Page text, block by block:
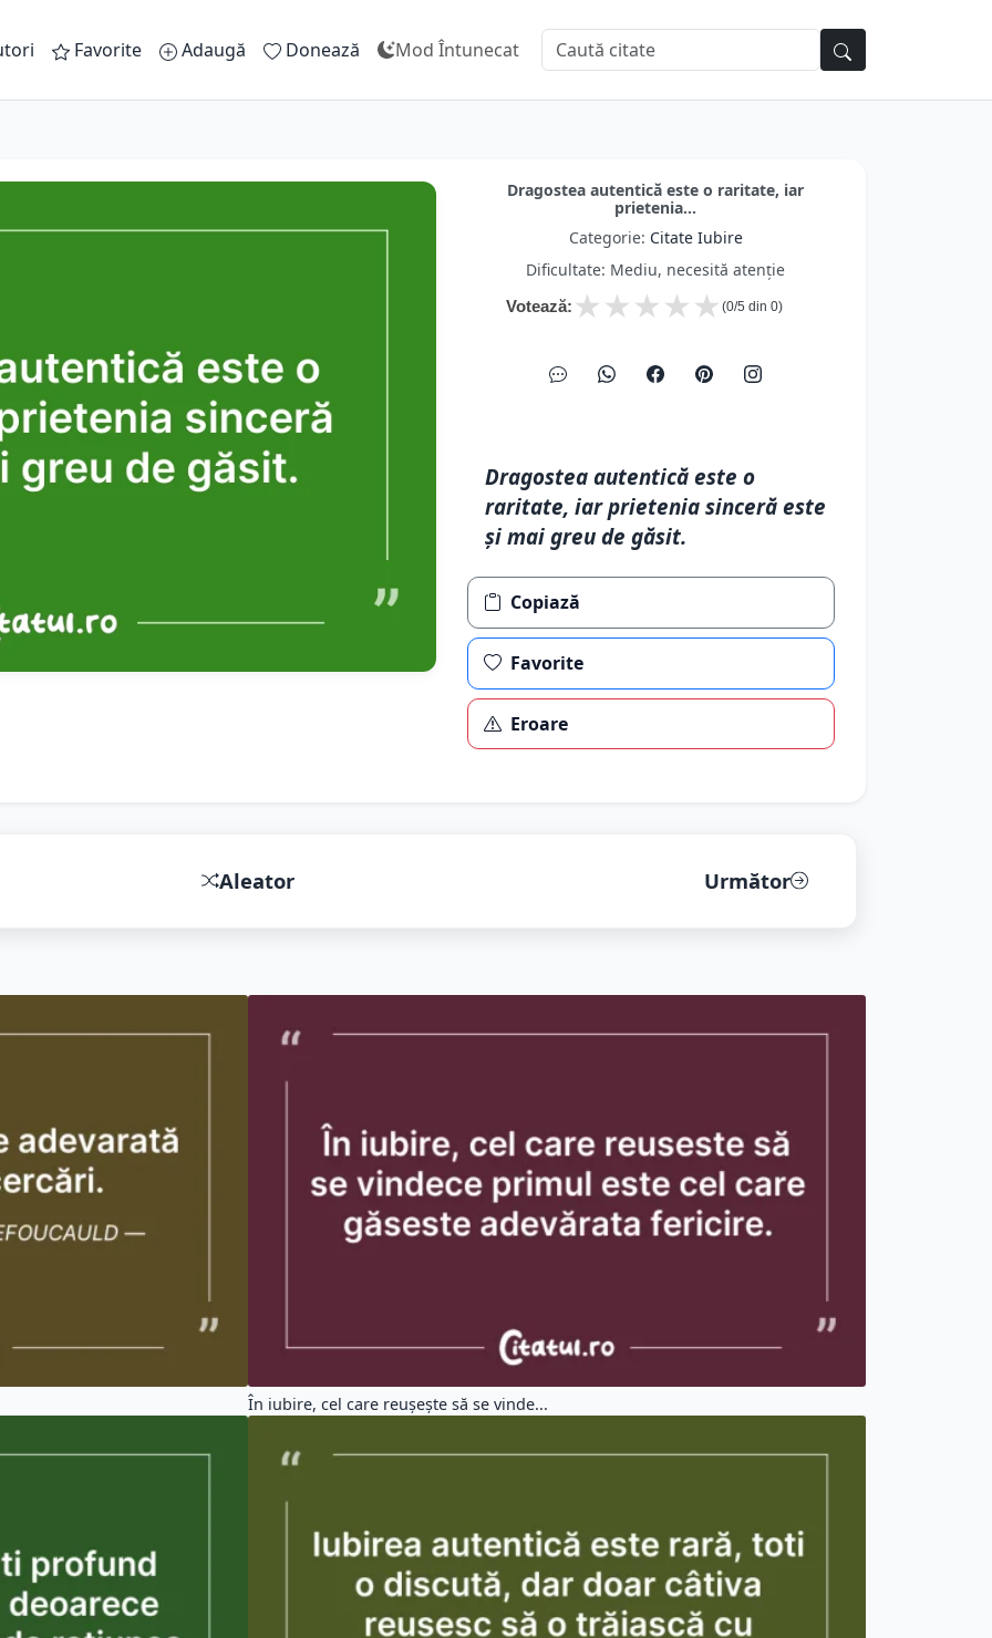
Favorite Adaugă Donează Mod Întunecat
Dragostea autentică este o raritate, iar
prietenia...
Categorie: Citate Iubire
Dificultate: Mediu, necesită atenție
Votează: ★
★
★
★
★ (0/5 din 0)
Dragostea autentică este o
raritate, iar prietenia sinceră este
și mai greu de găsit.
Copiază
Favorite
Eroare
Aleator Următor
În iubire, cel care reușește să se vinde...